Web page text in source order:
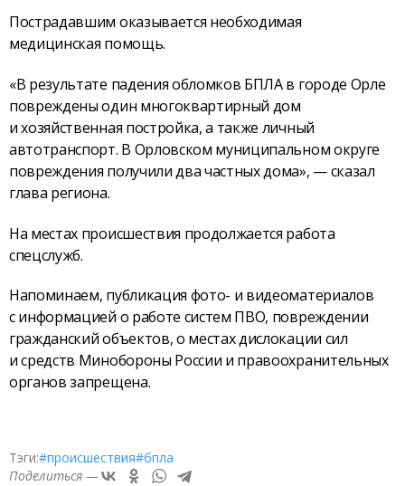
Пострадавшим оказывается необходимая
медицинская помощь.
«В результате падения обломков БПЛА в городе Орле
повреждены один многоквартирный дом
и хозяйственная постройка, а также личный
автотранспорт. В Орловском муниципальном округе
повреждения получили два частных дома», — сказал
глава региона.
На местах происшествия продолжается работа
спецслужб.
Напоминаем, публикация фото- и видеоматериалов
с информацией о работе систем ПВО, повреждении
гражданский объектов, о местах дислокации сил
и средств Минобороны России и правоохранительных
органов запрещена.
Тэги:#происшествия#бпла
Поделиться —